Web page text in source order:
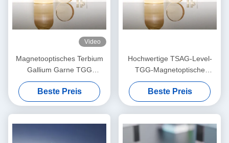
Video
Magnetooptisches Terbium
Gallium Garne TGG
Einzelkristall
Beste Preis
Hochwertige TSAG-Level-
TGG-Magnetoptische
Kristall, Terbium Gallium
Garnet für Faraday-
Isolatoren und Rotatoren,
400 ‰ 1100 nm
Übertragung
Beste Preis